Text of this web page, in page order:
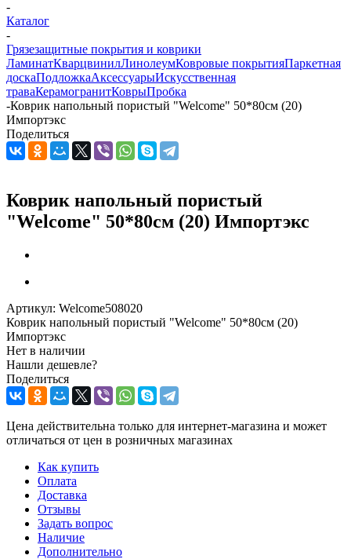
-
Каталог
-
Грязезащитные покрытия и коврики
ЛаминатКварцвинилЛинолеумКовровые покрытияПаркетная
доскаПодложкаАксессуарыИскусственная
траваКерамогранитКоврыПробка
-Коврик напольный пористый "Welcome" 50*80см (20)
Импортэкс
Поделиться
Коврик напольный пористый
"Welcome" 50*80см (20) Импортэкс
Артикул: Welcome508020
Коврик напольный пористый "Welcome" 50*80см (20)
Импортэкс
Нет в наличии
Нашли дешевле?
Поделиться
Цена действительна только для интернет-магазина и может
отличаться от цен в розничных магазинах
Как купить
Оплата
Доставка
Отзывы
Задать вопрос
Наличие
Дополнительно